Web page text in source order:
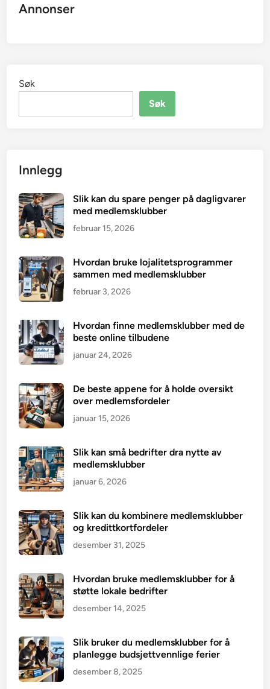
Annonser
Søk
Søk
Innlegg
Slik kan du spare penger på dagligvarer
med medlemsklubber
februar 15, 2026
Hvordan bruke lojalitetsprogrammer
sammen med medlemsklubber
februar 3, 2026
Hvordan finne medlemsklubber med de
beste online tilbudene
januar 24, 2026
De beste appene for å holde oversikt
over medlemsfordeler
januar 15, 2026
Slik kan små bedrifter dra nytte av
medlemsklubber
januar 6, 2026
Slik kan du kombinere medlemsklubber
og kredittkortfordeler
desember 31, 2025
Hvordan bruke medlemsklubber for å
støtte lokale bedrifter
desember 14, 2025
Slik bruker du medlemsklubber for å
planlegge budsjettvennlige ferier
desember 8, 2025